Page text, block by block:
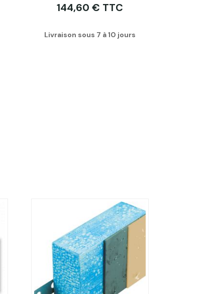
144,60 € TTC
Livraison sous 7 à 10 jours